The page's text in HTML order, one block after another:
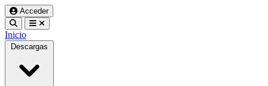
Acceder
Inicio
Descargas